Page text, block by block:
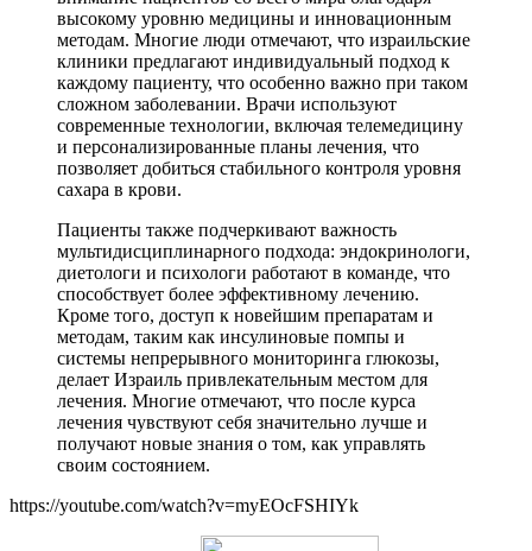
высокому уровню медицины и инновационным
методам. Многие люди отмечают, что израильские
клиники предлагают индивидуальный подход к
каждому пациенту, что особенно важно при таком
сложном заболевании. Врачи используют
современные технологии, включая телемедицину
и персонализированные планы лечения, что
позволяет добиться стабильного контроля уровня
сахара в крови.
Пациенты также подчеркивают важность
мультидисциплинарного подхода: эндокринологи,
диетологи и психологи работают в команде, что
способствует более эффективному лечению.
Кроме того, доступ к новейшим препаратам и
методам, таким как инсулиновые помпы и
системы непрерывного мониторинга глюкозы,
делает Израиль привлекательным местом для
лечения. Многие отмечают, что после курса
лечения чувствуют себя значительно лучше и
получают новые знания о том, как управлять
своим состоянием.
https://youtube.com/watch?v=myEOcFSHIYk